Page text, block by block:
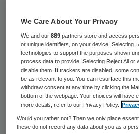
huisvesting, verslaving)
kunnen aanpakken, terwijl
een voorwaarde is om een
helpen.
“Als de oorzaken van die
gezinnen niet kunnen
het dweilen met de kraan
We Care About Your Privacy
We and our889 partners store and access
or unique identifiers, on your device. Selecting
technologies to support the purposes shown
process data to provide. Selecting Reject All or
disable them. If trackers are disabled, some
be as relevant to you. You can resurface this
withdraw consent at any time by clicking the
bottom of the webpage. Your choices will have
more details, refer to our Privacy Policy.
Would you rather not? Then we only place
these do not record any data about you as a